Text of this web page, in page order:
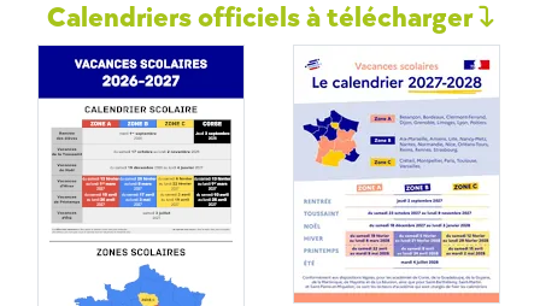
Calendriers officiels à télécharger